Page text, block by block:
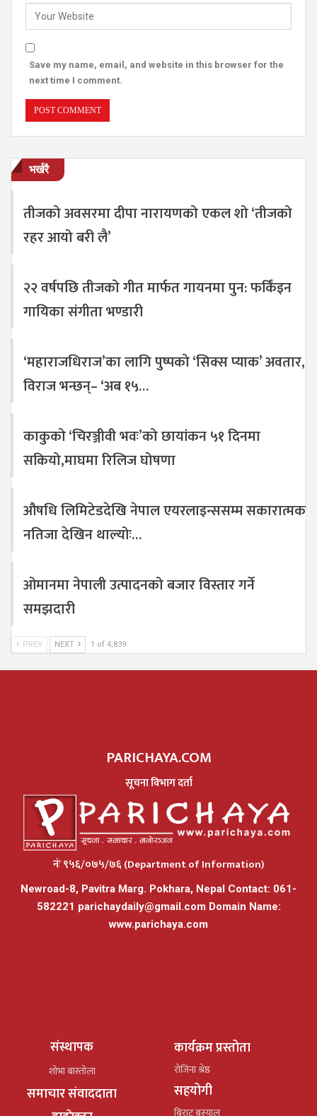
Save my name, email, and website in this browser for the
next time I comment.
भर्खरै
तीजको अवसरमा दीपा नारायणको एकल शो ‘तीजको
रहर आयो बरी लै’
२२ वर्षपछि तीजको गीत मार्फत गायनमा पुन: फर्किंइन
गायिका संगीता भण्डारी
‘महाराजधिराज’का लागि पुष्पको ‘सिक्स प्याक’ अवतार,
विराज भन्छन्– ‘अब १५…
काकुको ‘चिरञ्जीवी भवः’को छायांकन ५१ दिनमा
सकियो,माघमा रिलिज घोषणा
औषधि लिमिटेडदेखि नेपाल एयरलाइन्ससम्म सकारात्मक
नतिजा देखिन थाल्योः…
ओमानमा नेपाली उत्पादनको बजार विस्तार गर्ने
समझदारी
PREV NEXT 1 of 4,839
PARICHAYA.COM
सूचना विभाग दर्ता
नंः ९५६/०७५/७६ (Department of Information)
Newroad-8, Pavitra Marg. Pokhara, Nepal Contact: 061-
582221 parichaydaily@gmail.comDomain Name:
www.parichaya.com
संस्थापक
शोभा बास्तोला
समाचार संवाददाता
कार्यक्रम प्रस्तोता
रोजिना श्रेष्ठ
सहयोगी